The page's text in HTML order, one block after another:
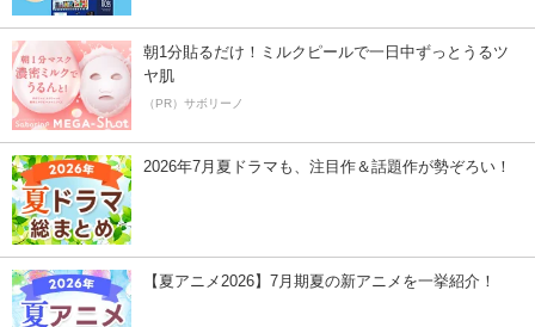
朝1分貼るだけ！ミルクピールで一日中ずっとうるツ
ヤ肌
（PR）サボリーノ
2026年7月夏ドラマも、注目作＆話題作が勢ぞろい！
【夏アニメ2026】7月期夏の新アニメを一挙紹介！